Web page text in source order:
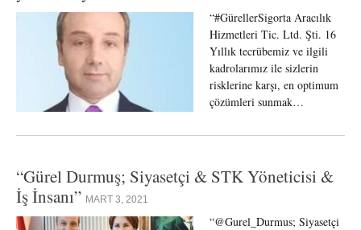
“#GürellerSigorta Aracılık
Hizmetleri Tic. Ltd. Şti. 16
Yıllık tecrübemiz ve ilgili
kadrolarımız ile sizlerin
risklerine karşı, en optimum
çözümleri sunmak…
“Gürel Durmuş; Siyasetçi & STK Yöneticisi &
İş İnsanı” MART 3, 2021
“@Gurel_Durmus; Siyasetçi